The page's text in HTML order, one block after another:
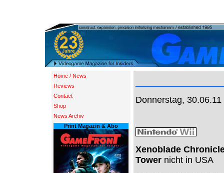
Home / News
Reviews
Contact
Shop
News Archiv
Print Magazin & Abo
Donnerstag, 30.06.11
Xenoblade
Tower nicht in USA